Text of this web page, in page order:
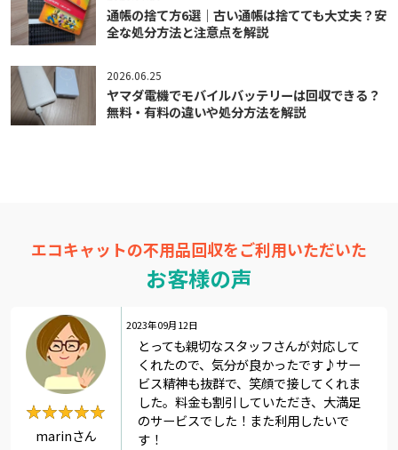
通帳の捨て方6選｜古い通帳は捨てても大丈夫？安
全な処分方法と注意点を解説
2026.06.25
ヤマダ電機でモバイルバッテリーは回収できる？
無料・有料の違いや処分方法を解説
エコキャットの不用品回収をご利用いただいた
お客様の声
2023年09月12日
★★★★★
★★★★★
marinさん
とっても親切なスタッフさんが対応して
くれたので、気分が良かったです♪サー
ビス精神も抜群で、笑顔で接してくれま
した。料金も割引していただき、大満足
のサービスでした！また利用したいで
す！